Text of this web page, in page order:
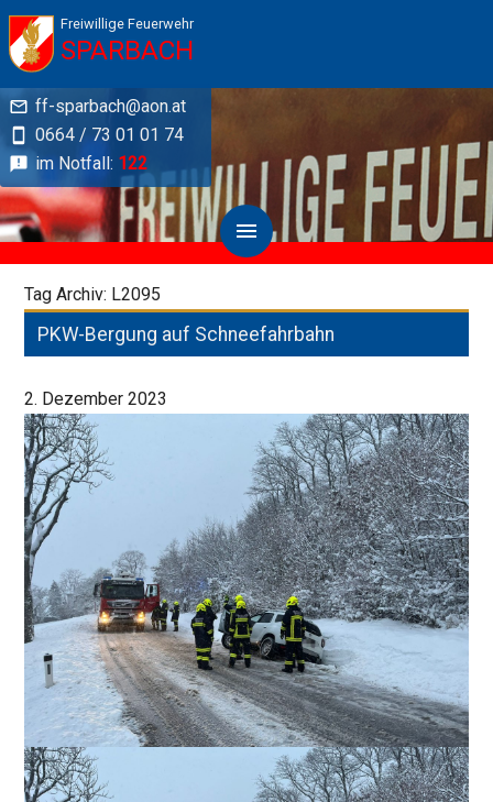
Freiwillige Feuerwehr
SPARBACH
ff-sparbach@aon.at
0664 / 73 01 01 74
im Notfall: 122
Tag Archiv: L2095
PKW-Bergung auf Schneefahrbahn
2. Dezember 2023